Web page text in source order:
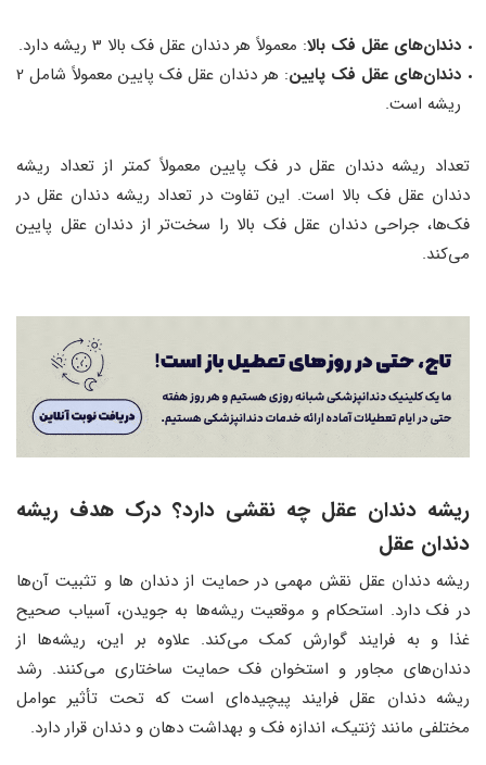
دندان‌های عقل فک بالا: معمولاً هر دندان عقل فک بالا 3 ریشه دارد.
دندان‌های عقل فک پایین
: هر دندان عقل فک پایین معمولاً شامل 2
ریشه است.
تعداد ریشه دندان عقل در فک پایین معمولاً کمتر از تعداد ریشه
دندان عقل فک بالا است. این تفاوت در تعداد ریشه دندان عقل در
فک‌ها، جراحی دندان عقل فک بالا را سخت‌تر از دندان عقل پایین
می‌کند.
ریشه دندان عقل چه نقشی دارد؟ درک هدف ریشه
دندان عقل
ریشه دندان عقل نقش مهمی در حمایت از دندان ها و تثبیت آن‌ها
در فک دارد. استحکام و موقعیت ریشه‌ها به جویدن، آسیاب صحیح
غذا و به فرایند گوارش کمک می‌کند. علاوه بر این، ریشه‌ها از
دندان‌های مجاور و استخوان فک حمایت ساختاری می‌کنند. رشد
ریشه دندان عقل فرایند پیچیده‌ای است که تحت تأثیر عوامل
مختلفی مانند ژنتیک، اندازه فک و بهداشت دهان و دندان قرار دارد.